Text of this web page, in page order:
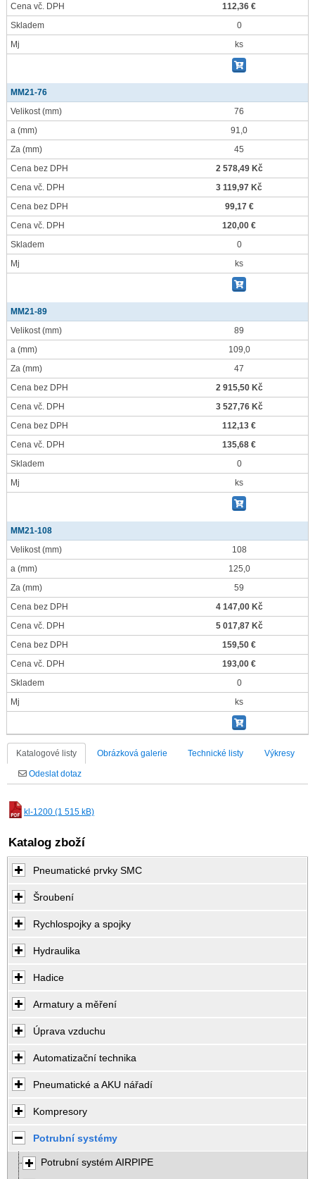
Cena vč. DPH
112,36 €
Skladem
0
Mj
ks
MM21-76
Velikost(mm)
76
a (mm)
91,0
Za (mm)
45
Cena bez DPH
2 578,49 Kč
Cena vč. DPH
3 119,97 Kč
Cena bez DPH
99,17 €
Cena vč. DPH
120,00 €
Skladem
0
Mj
ks
MM21-89
Velikost(mm)
89
a (mm)
109,0
Za (mm)
47
Cena bez DPH
2 915,50 Kč
Cena vč. DPH
3 527,76 Kč
Cena bez DPH
112,13 €
Cena vč. DPH
135,68 €
Skladem
0
Mj
ks
MM21-108
Velikost(mm)
108
a (mm)
125,0
Za (mm)
59
Cena bez DPH
4 147,00 Kč
Cena vč. DPH
5 017,87 Kč
Cena bez DPH
159,50 €
Cena vč. DPH
193,00 €
Skladem
0
Mj
ks
Katalogové listy Obrázková galerie Technické listy Výkresy
Odeslat dotaz
kl-1200 (1 515 kB)
Katalog zboží
Pneumatické prvky SMC
Šroubení
Rychlospojky a spojky
Hydraulika
Hadice
Armatury a měření
Úprava vzduchu
Automatizační technika
Pneumatické a AKU nářadí
Kompresory
Potrubní systémy
Potrubní systém AIRPIPE